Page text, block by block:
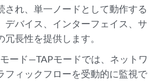
され、単一ノードとして動作する
デバイス、インターフェイス、サ
冗長性を提供します。
ード—TAPモードでは、ネットワ
フィックフローを受動的に監視で